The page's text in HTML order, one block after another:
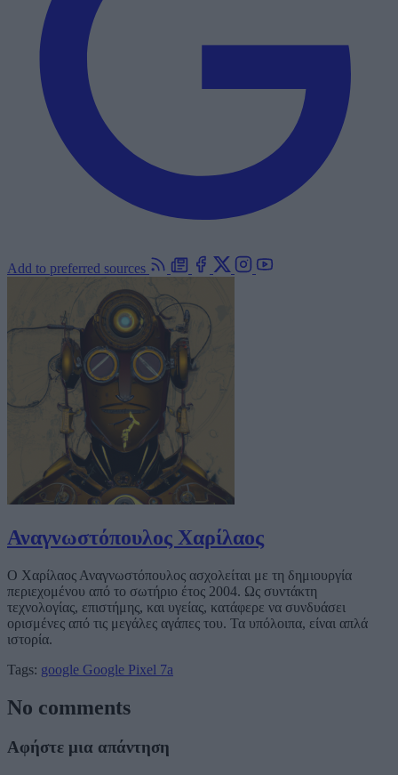
Add to preferred sources
Αναγνωστόπουλος Χαρίλαος
Ο Χαρίλαος Αναγνωστόπουλος ασχολείται με τη δημιουργία
περιεχομένου από το σωτήριο έτος 2004. Ως συντάκτη
τεχνολογίας, επιστήμης, και υγείας, κατάφερε να συνδυάσει
ορισμένες από τις μεγάλες αγάπες του. Τα υπόλοιπα, είναι απλά
ιστορία.
Tags: google Google Pixel 7a
No comments
Αφήστε μια απάντηση